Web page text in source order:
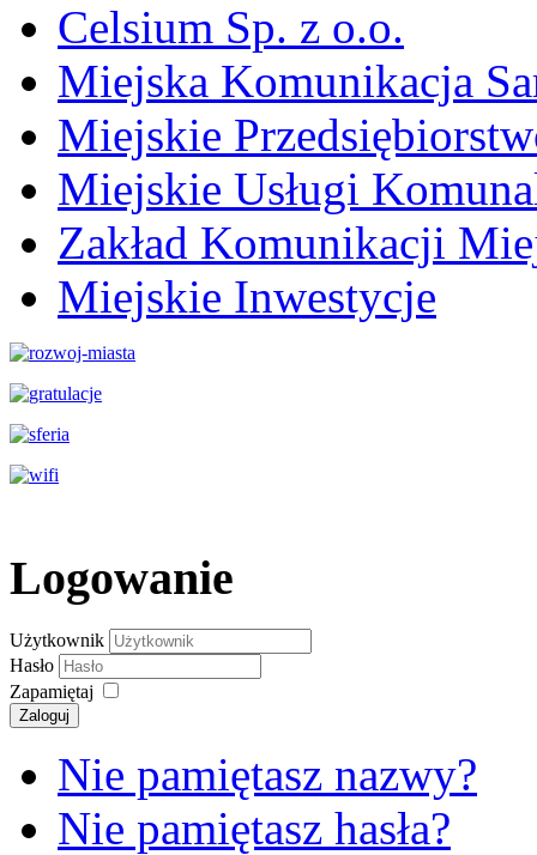
Celsium Sp. z o.o.
Miejska Komunikacja
Miejskie
Miejskie Usługi
Zakład Komunikacji
Miejskie Inwestycje
Logowanie
Użytkownik
Hasło
Zapamiętaj
Zaloguj
Nie pamiętasz nazwy?
Nie pamiętasz hasła?